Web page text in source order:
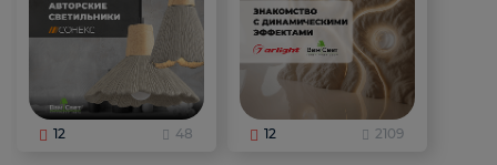
12 48 12 2109